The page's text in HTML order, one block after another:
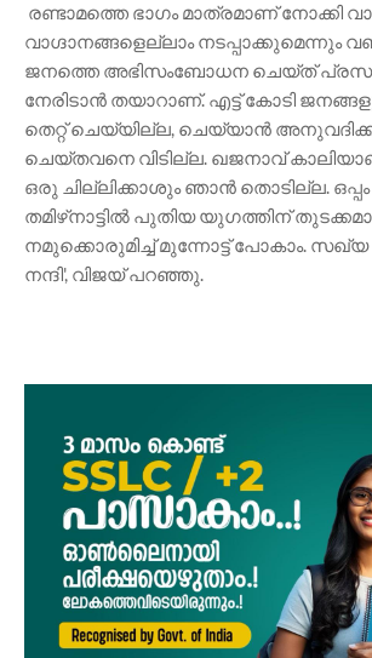
രണ്ടാമത്തെ ഭാഗം മാത്രമാണ് നോക്കി
വാഗ്ദാനങ്ങളെല്ലാം നടപ്പാക്കുമെന്നും
ജനത്തെ അഭിസംബോധന ചെയ്ത്
നേരിടാന്‍ തയാറാണ്. എട്ട് കോടി
തെറ്റ് ചെയ്യില്ല, ചെയ്യാന്‍
ചെയ്തവനെ വിടില്ല. ഖജനാവ്
ഒരു ചില്ലിക്കാശും ഞാന്‍ തൊടില്ല. ഒപ്പം
തമിഴ്‌നാട്ടില്‍ പുതിയ യുഗത്തിന്
നമുക്കൊരുമിച്ച് മുന്നോട്ട് പോകാം. സഖ്യ
നന്ദി', വിജയ് പറഞ്ഞു.